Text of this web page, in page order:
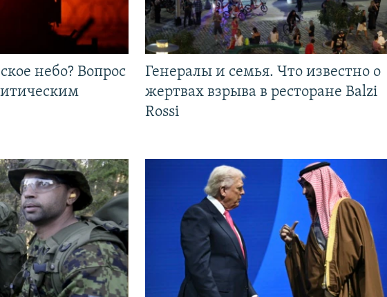
небо? Вопрос
Генералы и семья. Что известно о
жертвах взрыва в ресторане Balzi
Rossi